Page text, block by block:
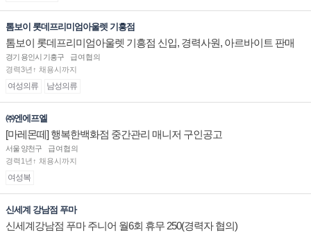
톰보이 롯데프리미엄아울렛 기흥점
톰보이 롯데프리미엄아울렛 기흥점 신입, 경력사원, 아르바이트 판매
직 구인합니다.
경기 용인시 기흥구
급여협의
경력3년↑ 채용시까지
여성의류 남성의류
㈜엔에프엘
[마레몬떼] 행복한백화점 중간관리 매니저 구인공고
서울 양천구
급여협의
경력1년↑ 채용시까지
여성복
신세계 강남점 푸마
신세계강남점 푸마 주니어 월6회 휴무 250(경력자 협의)